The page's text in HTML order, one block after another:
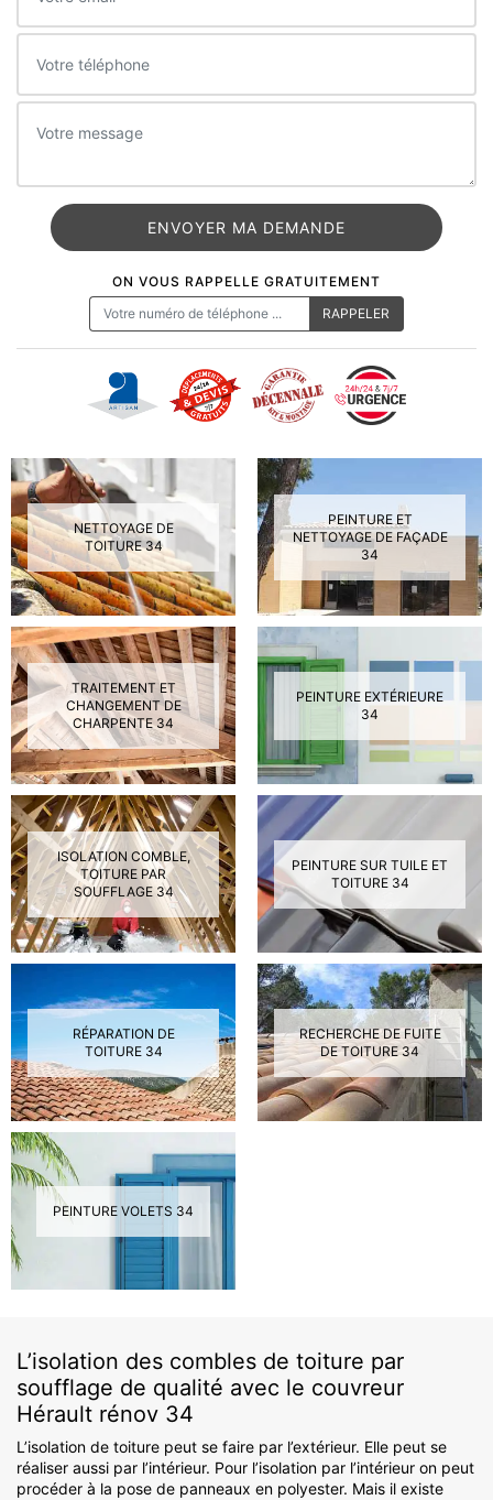
ON VOUS RAPPELLE GRATUITEMENT
NETTOYAGE DE
TOITURE 34
PEINTURE ET
NETTOYAGE DE FAÇADE
34
TRAITEMENT ET
CHANGEMENT DE
CHARPENTE 34
PEINTURE EXTÉRIEURE
34
ISOLATION COMBLE,
TOITURE PAR
SOUFFLAGE 34
PEINTURE SUR TUILE ET
TOITURE 34
RÉPARATION DE
TOITURE 34
RECHERCHE DE FUITE
DE TOITURE 34
PEINTURE VOLETS 34
L’isolation des combles de toiture par
soufflage de qualité avec le couvreur
Hérault rénov 34
L’isolation de toiture peut se faire par l’extérieur. Elle peut se
réaliser aussi par l’intérieur. Pour l’isolation par l’intérieur on peut
procéder à la pose de panneaux en polyester. Mais il existe